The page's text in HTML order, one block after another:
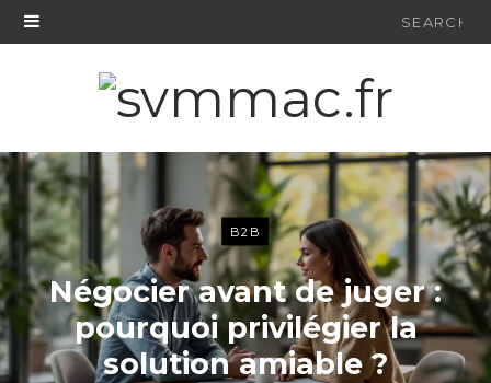
Search
B2B
Négocier avant de juger :
pourquoi privilégier la
solution amiable ?